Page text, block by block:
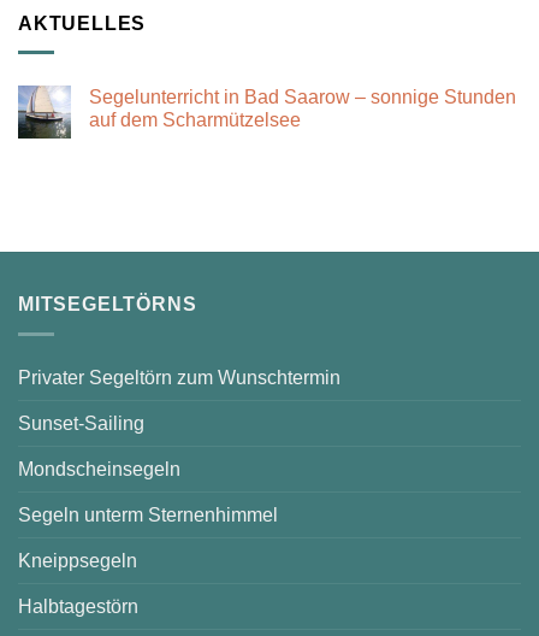
AKTUELLES
Segelunterricht in Bad Saarow – sonnige Stunden
auf dem Scharmützelsee
–
auf
MITSEGELTÖRNS
Privater Segeltörn zum Wunschtermin
Sunset-Sailing
Mondscheinsegeln
Segeln unterm Sternenhimmel
Kneippsegeln
Halbtagestörn